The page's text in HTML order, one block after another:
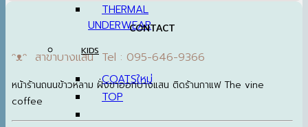
THERMAL
UNDERWEAR
KIDS
COATS
TOP
CONTACT
ᵔᴥᵔ สาขาบางแสน Tel : 095-646-9366
หน้าร้านถนนข้าวหลาม ฝั่งขาออกบางแสน ติดร้านกาแฟ The vine
coffee